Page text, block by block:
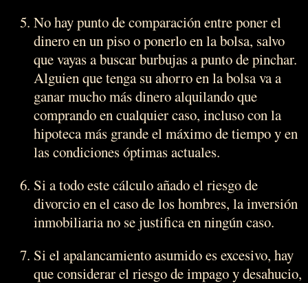
No hay punto de comparación entre poner el
dinero en un piso o ponerlo en la bolsa, salvo
que vayas a buscar burbujas a punto de pinchar.
Alguien que tenga su ahorro en la bolsa va a
ganar mucho más dinero alquilando que
comprando en cualquier caso, incluso con la
hipoteca más grande el máximo de tiempo y en
las condiciones óptimas actuales.
Si a todo este cálculo añado el riesgo de
divorcio en el caso de los hombres, la inversión
inmobiliaria no se justifica en ningún caso.
Si el apalancamiento asumido es excesivo, hay
que considerar el riesgo de impago y desahucio,